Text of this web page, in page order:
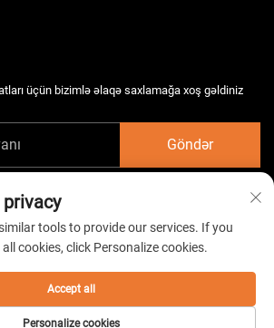
üçün bizimlə əlaqə saxlamağa xoş gəldiniz
Göndər
qorunur. - Gizlilik Siyasəti
tools to provide our services. If you
cookies, click Personalize cookies.
Personalize cookies
Accept all